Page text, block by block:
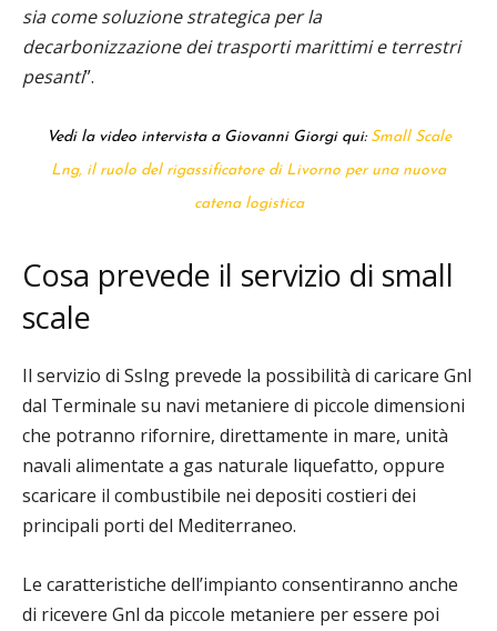
sia come soluzione strategica per la
decarbonizzazione dei trasporti marittimi e terrestri
pesanti”.
Vedi la video intervista a Giovanni Giorgi qui: Small Scale
Lng, il ruolo del rigassificatore di Livorno per una nuova
catena logistica
Cosa prevede il servizio di small
scale
Il servizio di Sslng prevede la possibilità di caricare Gnl
dal Terminale su navi metaniere di piccole dimensioni
che potranno rifornire, direttamente in mare, unità
navali alimentate a gas naturale liquefatto, oppure
scaricare il combustibile nei depositi costieri dei
principali porti del Mediterraneo.
Le caratteristiche dell’impianto consentiranno anche
di ricevere Gnl da piccole metaniere per essere poi